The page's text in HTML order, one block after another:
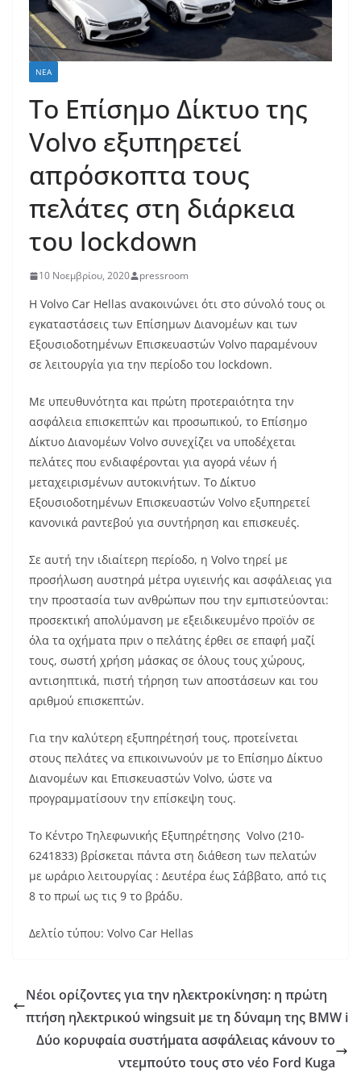
ΝΈΑ
Το Επίσημο Δίκτυο της
Volvo εξυπηρετεί
απρόσκοπτα τους
πελάτες στη διάρκεια
του lockdown
10 Νοεμβρίου, 2020 pressroom
Η Volvo Car Hellas ανακοινώνει ότι στο σύνολό τους οι
εγκαταστάσεις των Επίσημων Διανομέων και των
Εξουσιοδοτημένων Επισκευαστών Volvo παραμένουν
σε λειτουργία για την περίοδο του lockdown.
Με υπευθυνότητα και πρώτη προτεραιότητα την
ασφάλεια επισκεπτών και προσωπικού, το Επίσημο
Δίκτυο Διανομέων Volvo συνεχίζει να υποδέχεται
πελάτες που ενδιαφέρονται για αγορά νέων ή
μεταχειρισμένων αυτοκινήτων. Το Δίκτυο
Εξουσιοδοτημένων Επισκευαστών Volvo εξυπηρετεί
κανονικά ραντεβού για συντήρηση και επισκευές.
Σε αυτή την ιδιαίτερη περίοδο, η Volvo τηρεί με
προσήλωση αυστηρά μέτρα υγιεινής και ασφάλειας για
την προστασία των ανθρώπων που την εμπιστεύονται:
προσεκτική απολύμανση με εξειδικευμένο προϊόν σε
όλα τα οχήματα πριν ο πελάτης έρθει σε επαφή μαζί
τους, σωστή χρήση μάσκας σε όλους τους χώρους,
αντισηπτικά, πιστή τήρηση των αποστάσεων και του
αριθμού επισκεπτών.
Για την καλύτερη εξυπηρέτησή τους, προτείνεται
στους πελάτες να επικοινωνούν με το Επίσημο Δίκτυο
Διανομέων και Επισκευαστών Volvo, ώστε να
προγραμματίσουν την επίσκεψη τους.
Το Κέντρο Τηλεφωνικής Εξυπηρέτησης Volvo (210-
6241833) βρίσκεται πάντα στη διάθεση των πελατών
με ωράριο λειτουργίας : Δευτέρα έως Σάββατο, από τις
8 το πρωί ως τις 9 το βράδυ.
Δελτίο τύπου: Volvo Car Hellas
Νέοι ορίζοντες για την ηλεκτροκίνηση: η πρώτη
πτήση ηλεκτρικού wingsuit με τη δύναμη της BMW i
Δύο κορυφαία συστήματα ασφάλειας κάνουν το
ντεμπούτο τους στο νέο Ford Kuga